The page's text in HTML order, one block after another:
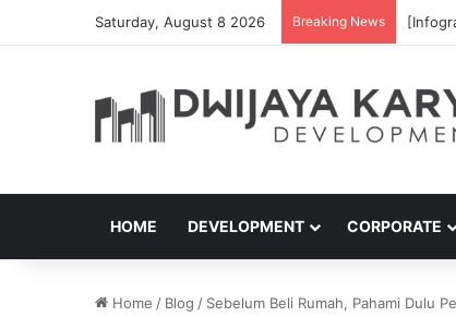
Saturday, August 8 2026 Breaking News
HOME DEVELOPMENT CORPORATE
Home / Blog / Sebelum Beli Rumah, Pahami Dulu